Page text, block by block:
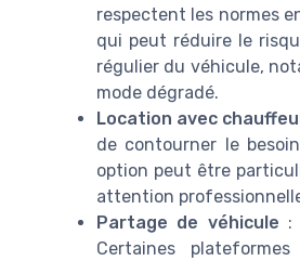
respectent les normes
qui peut réduire le
régulier du véhicule,
mode dégradé.
Location avec
de contourner le
option peut être
attention
Partage de véhicule :
Certaines